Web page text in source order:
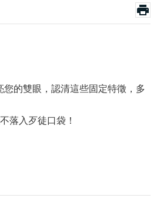
的雙眼，認清這些固定特徵，多
落入歹徒口袋！